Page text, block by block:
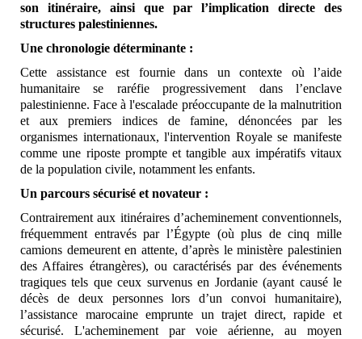
son itinéraire, ainsi que par l’implication directe des
structures palestiniennes.
Une chronologie déterminante :
Cette assistance est fournie dans un contexte où l’aide
humanitaire se raréfie progressivement dans l’enclave
palestinienne. Face à l'escalade préoccupante de la malnutrition
et aux premiers indices de famine, dénoncées par les
organismes internationaux, l'intervention Royale se manifeste
comme une riposte prompte et tangible aux impératifs vitaux
de la population civile, notamment les enfants.
Un parcours sécurisé et novateur :
Contrairement aux itinéraires d’acheminement conventionnels,
fréquemment entravés par l’Égypte (où plus de cinq mille
camions demeurent en attente, d’après le ministère palestinien
des Affaires étrangères), ou caractérisés par des événements
tragiques tels que ceux survenus en Jordanie (ayant causé le
décès de deux personnes lors d’un convoi humanitaire),
l’assistance marocaine emprunte un trajet direct, rapide et
sécurisé. L'acheminement par voie aérienne, au moyen